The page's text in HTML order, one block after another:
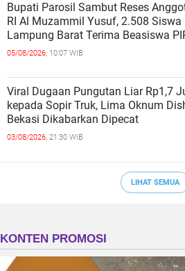
Bupati Parosil Sambut Reses
RI Al Muzammil Yusuf, 2.508 Siswa
Lampung Barat Terima Beasiswa
05/08/2026, 10:07 WIB
Viral Dugaan Pungutan Liar Rp1,7
kepada Sopir Truk, Lima Oknum
Bekasi Dikabarkan Dipecat
03/08/2026, 21:30 WIB
LIHAT SEMUA